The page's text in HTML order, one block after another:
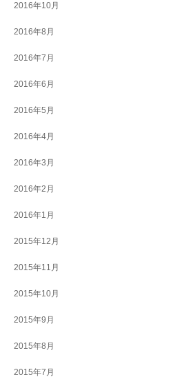
2016年10月
2016年8月
2016年7月
2016年6月
2016年5月
2016年4月
2016年3月
2016年2月
2016年1月
2015年12月
2015年11月
2015年10月
2015年9月
2015年8月
2015年7月